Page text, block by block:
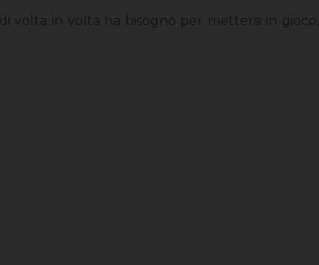
volta in volta ha bisogno per mettersi in gioco,